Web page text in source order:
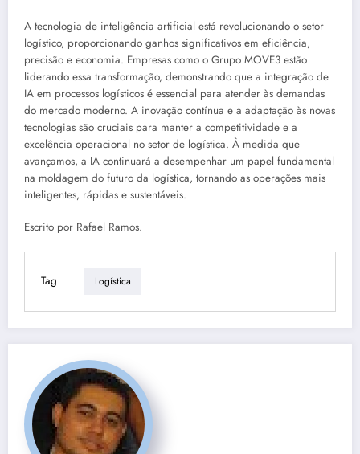
A tecnologia de inteligência artificial está revolucionando o setor
logístico, proporcionando ganhos significativos em eficiência,
precisão e economia. Empresas como o Grupo MOVE3 estão
liderando essa transformação, demonstrando que a integração de
IA em processos logísticos é essencial para atender às demandas
do mercado moderno. A inovação contínua e a adaptação às novas
tecnologias são cruciais para manter a competitividade e a
excelência operacional no setor de logística. À medida que
avançamos, a IA continuará a desempenhar um papel fundamental
na moldagem do futuro da logística, tornando as operações mais
inteligentes, rápidas e sustentáveis.
Escrito por Rafael Ramos.
Tag Logística